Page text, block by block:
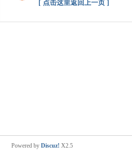
[ 点击这里返回上一页 ]
Powered by Discuz! X2.5